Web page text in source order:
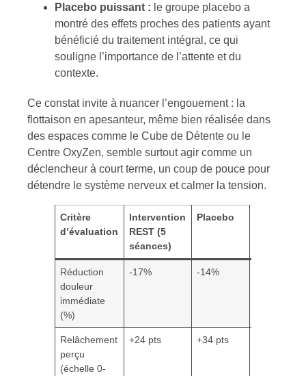
Placebo puissant : le groupe placebo a
montré des effets proches des patients ayant
bénéficié du traitement intégral, ce qui
souligne l’importance de l’attente et du
contexte.
Ce constat invite à nuancer l’engouement : la
flottaison en apesanteur, même bien réalisée dans
des espaces comme le Cube de Détente ou le
Centre OxyZen, semble surtout agir comme un
déclencheur à court terme, un coup de pouce pour
détendre le système nerveux et calmer la tension.
Critère
d’évaluation
Intervention
REST (5
séances)
Placebo
Réduction
douleur
immédiate
(%)
-17% -14%
Relâchement
perçu
(échelle 0-
+24 pts +34 pts